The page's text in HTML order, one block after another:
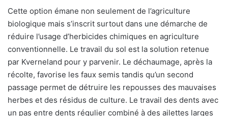
Cette option émane non seulement de l’agriculture
biologique mais s’inscrit surtout dans une démarche de
réduire l’usage d’herbicides chimiques en agriculture
conventionnelle. Le travail du sol est la solution retenue
par Kverneland pour y parvenir. Le déchaumage, après la
récolte, favorise les faux semis tandis qu’un second
passage permet de détruire les repousses des mauvaises
herbes et des résidus de culture. Le travail des dents avec
un pas entre dents régulier combiné à des ailettes larges